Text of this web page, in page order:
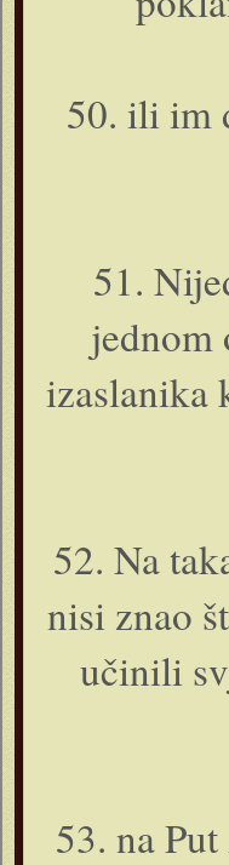
50. ili im
51.
jednom
izaslanika
52. Na
nisi znao
učinili
53. na